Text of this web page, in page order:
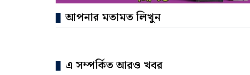
আপনার মতামত লিখুন
এ সম্পর্কিত আরও খবর